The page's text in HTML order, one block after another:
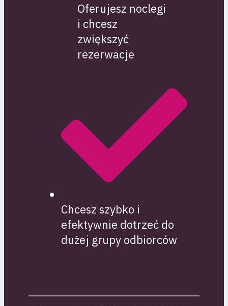
Oferujesz noclegi
i chcesz
zwiększyć
rezerwacje
Chcesz szybko i
efektywnie dotrzeć do
dużej grupy odbiorców